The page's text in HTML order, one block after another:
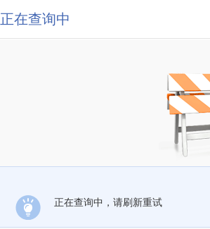
正在查询中
正在查询中，请刷新重试